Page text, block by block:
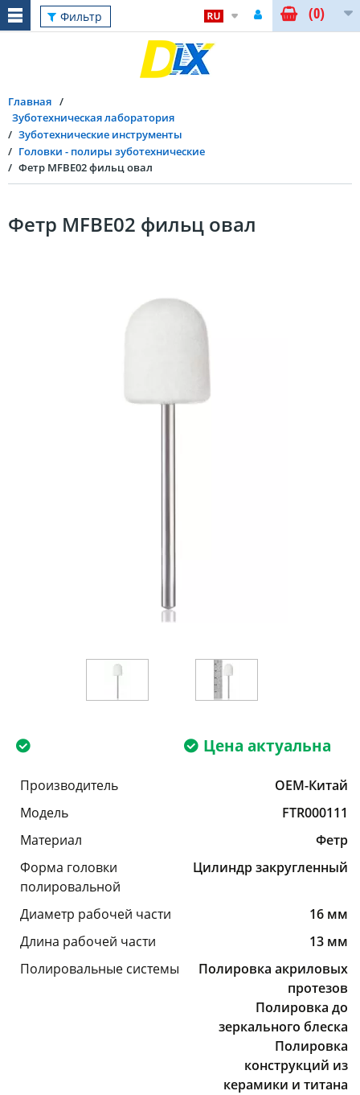
Фильтр (0)
Главная
Зуботехническая лаборатория
Зуботехнические инструменты
Головки - полиры зуботехнические
Фетр MFBE02 фильц овал
Фетр MFBE02 фильц овал
Цена актуальна
Производитель
OEM-Китай
Модель
FTR000111
Материал
Фетр
Форма головки
полировальной
Цилиндр закругленный
Диаметр рабочей части
16 мм
Длина рабочей части
13 мм
Полировальные системы
Полировка акриловых
протезов
Полировка до
зеркального блеска
Полировка
конструкций из
керамики и титана